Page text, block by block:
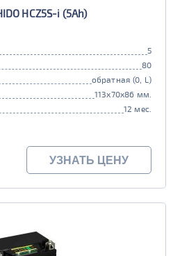
HCZ5S-i (5Ah)
5
80
обратная (0, L)
113x70x86 мм.
12 мес.
УЗНАТЬ ЦЕНУ